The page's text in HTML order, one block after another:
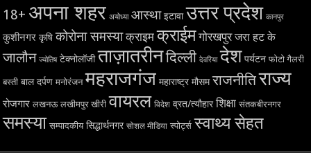
18+ अपना शहर अयोध्या आस्था इटावा उत्तर प्रदेश कानपुर
कुशीनगर कृषि कोरोना समस्या क्राइम क्राईम गोरखपुर जरा हट के
जालौन ज्योतिष टेक्नोलॉजी ताज़ातरीनदिल्ली देवरिया देश पर्यटन फोटो गैलरी
बस्ती बाल दर्पण मनोरंजन महराजगंज महाराष्ट्र मौसम राजनीतिराज्य
रोजगार लखनऊ लखीमपुर खीरी वायरल विदेश व्रत/त्यौहार शिक्षा संतकबीरनगर
समस्या सम्पादकीय सिद्धार्थनगर सोशल मीडिया स्पोर्ट्स स्वाथ्य सेहत